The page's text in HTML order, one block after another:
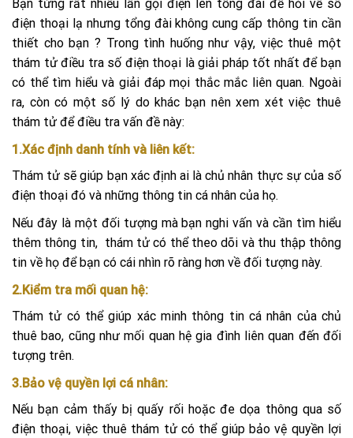
Bạn từng rất nhiều lần gọi điện lên tổng đài để hỏi về số
điện thoại lạ nhưng tổng đài không cung cấp thông tin cần
thiết cho bạn ? Trong tình huống như vậy, việc thuê một
thám tử điều tra số điện thoại là giải pháp tốt nhất để bạn
có thể tìm hiểu và giải đáp mọi thắc mắc liên quan. Ngoài
ra, còn có một số lý do khác bạn nên xem xét việc thuê
thám tử để điều tra vấn đề này:
1.Xác định danh tính và liên kết:
Thám tử sẽ giúp bạn xác định ai là chủ nhân thực sự của số
điện thoại đó và những thông tin cá nhân của họ.
Nếu đây là một đối tượng mà bạn nghi vấn và cần tìm hiểu
thêm thông tin, thám tử có thể theo dõi và thu thập thông
tin về họ để bạn có cái nhìn rõ ràng hơn về đối tượng này.
2.Kiểm tra mối quan hệ:
Thám tử có thể giúp xác minh thông tin cá nhân của chủ
thuê bao, cũng như mối quan hệ gia đình liên quan đến đối
tượng trên.
3.Bảo vệ quyền lợi cá nhân:
Nếu bạn cảm thấy bị quấy rối hoặc đe dọa thông qua số
điện thoại, việc thuê thám tử có thể giúp bảo vệ quyền lợi